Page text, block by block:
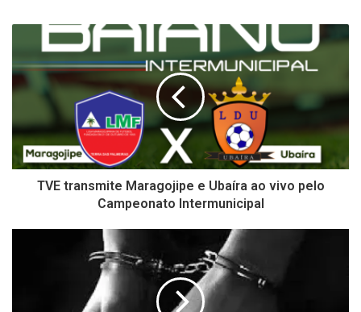
TVE transmite Maragojipe e Ubaíra ao vivo pelo
Campeonato Intermunicipal